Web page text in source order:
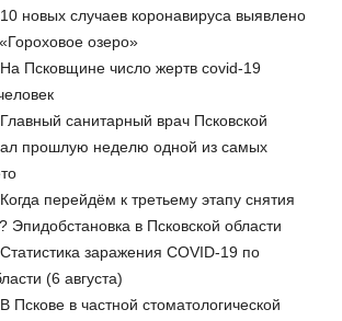
новых случаев коронавируса выявлено
озеро»
Псковщине число жертв covid-19
санитарный врач Псковской
прошлую неделю одной из самых
перейдём к третьему этапу снятия
Эпидобстановка в Псковской области
заражения COVID-19 по
(6 августа)
Пскове в частной стоматологической